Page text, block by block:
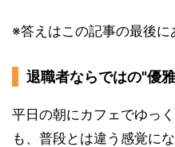
※答えはこの記事の最後に
退職者ならではの"優
平日の朝にカフェでゆっ
も、普段とは違う感覚に